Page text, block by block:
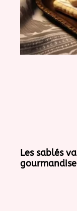
Les sablés
gourmandise